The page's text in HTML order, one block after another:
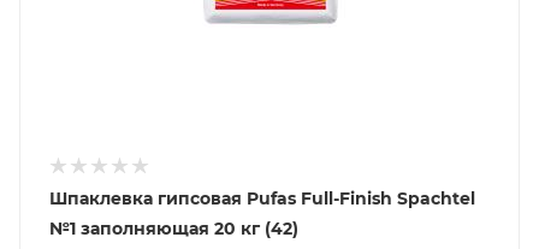
Шпаклевка гипсовая Pufas Full-Finish Spachtel
№1 заполняющая 20 кг (42)